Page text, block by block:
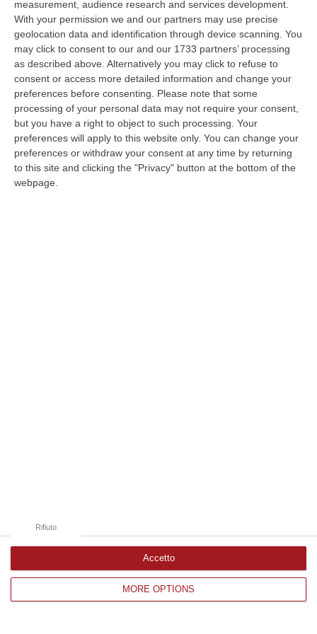
measurement, audience research and services development.
With your permission we and our partners may use precise
geolocation data and identification through device scanning. You
may click to consent to our and our 1733 partners’ processing
as described above. Alternatively you may click to refuse to
consent or access more detailed information and change your
preferences before consenting.
Please note that some
processing of your personal data may not require your consent,
but you have a right to object to such processing. Your
preferences will apply to this website only. You can change your
preferences or withdraw your consent at any time by returning
to this site and clicking the "Privacy" button at the bottom of the
webpage.
MORE OPTIONS
Rifiuto
Accetto
07 Agosto, 22:02
Renzi: «Conte? Sarebbe Delittuoso Vannaccizzare La Coalizione»
“ROMA «Conte sta giocando la sua partita, vedremo se le primarie si
faranno, quando e con che formato, se a due Conte-Schlein o se ci
sarann…
07 Agosto, 21:35
Meteo, Altri 10 Giorni Di Caldo Estremo
“ROMA La tregua varrà fino a domani: dopo il record di ieri con il bollino
rosso per tutte le 27 città monitorate e oggi con 26 allerte mass…
07 Agosto, 20:33
Corriere delle Calabria è una testata giornalistica di News&Com S.r.l